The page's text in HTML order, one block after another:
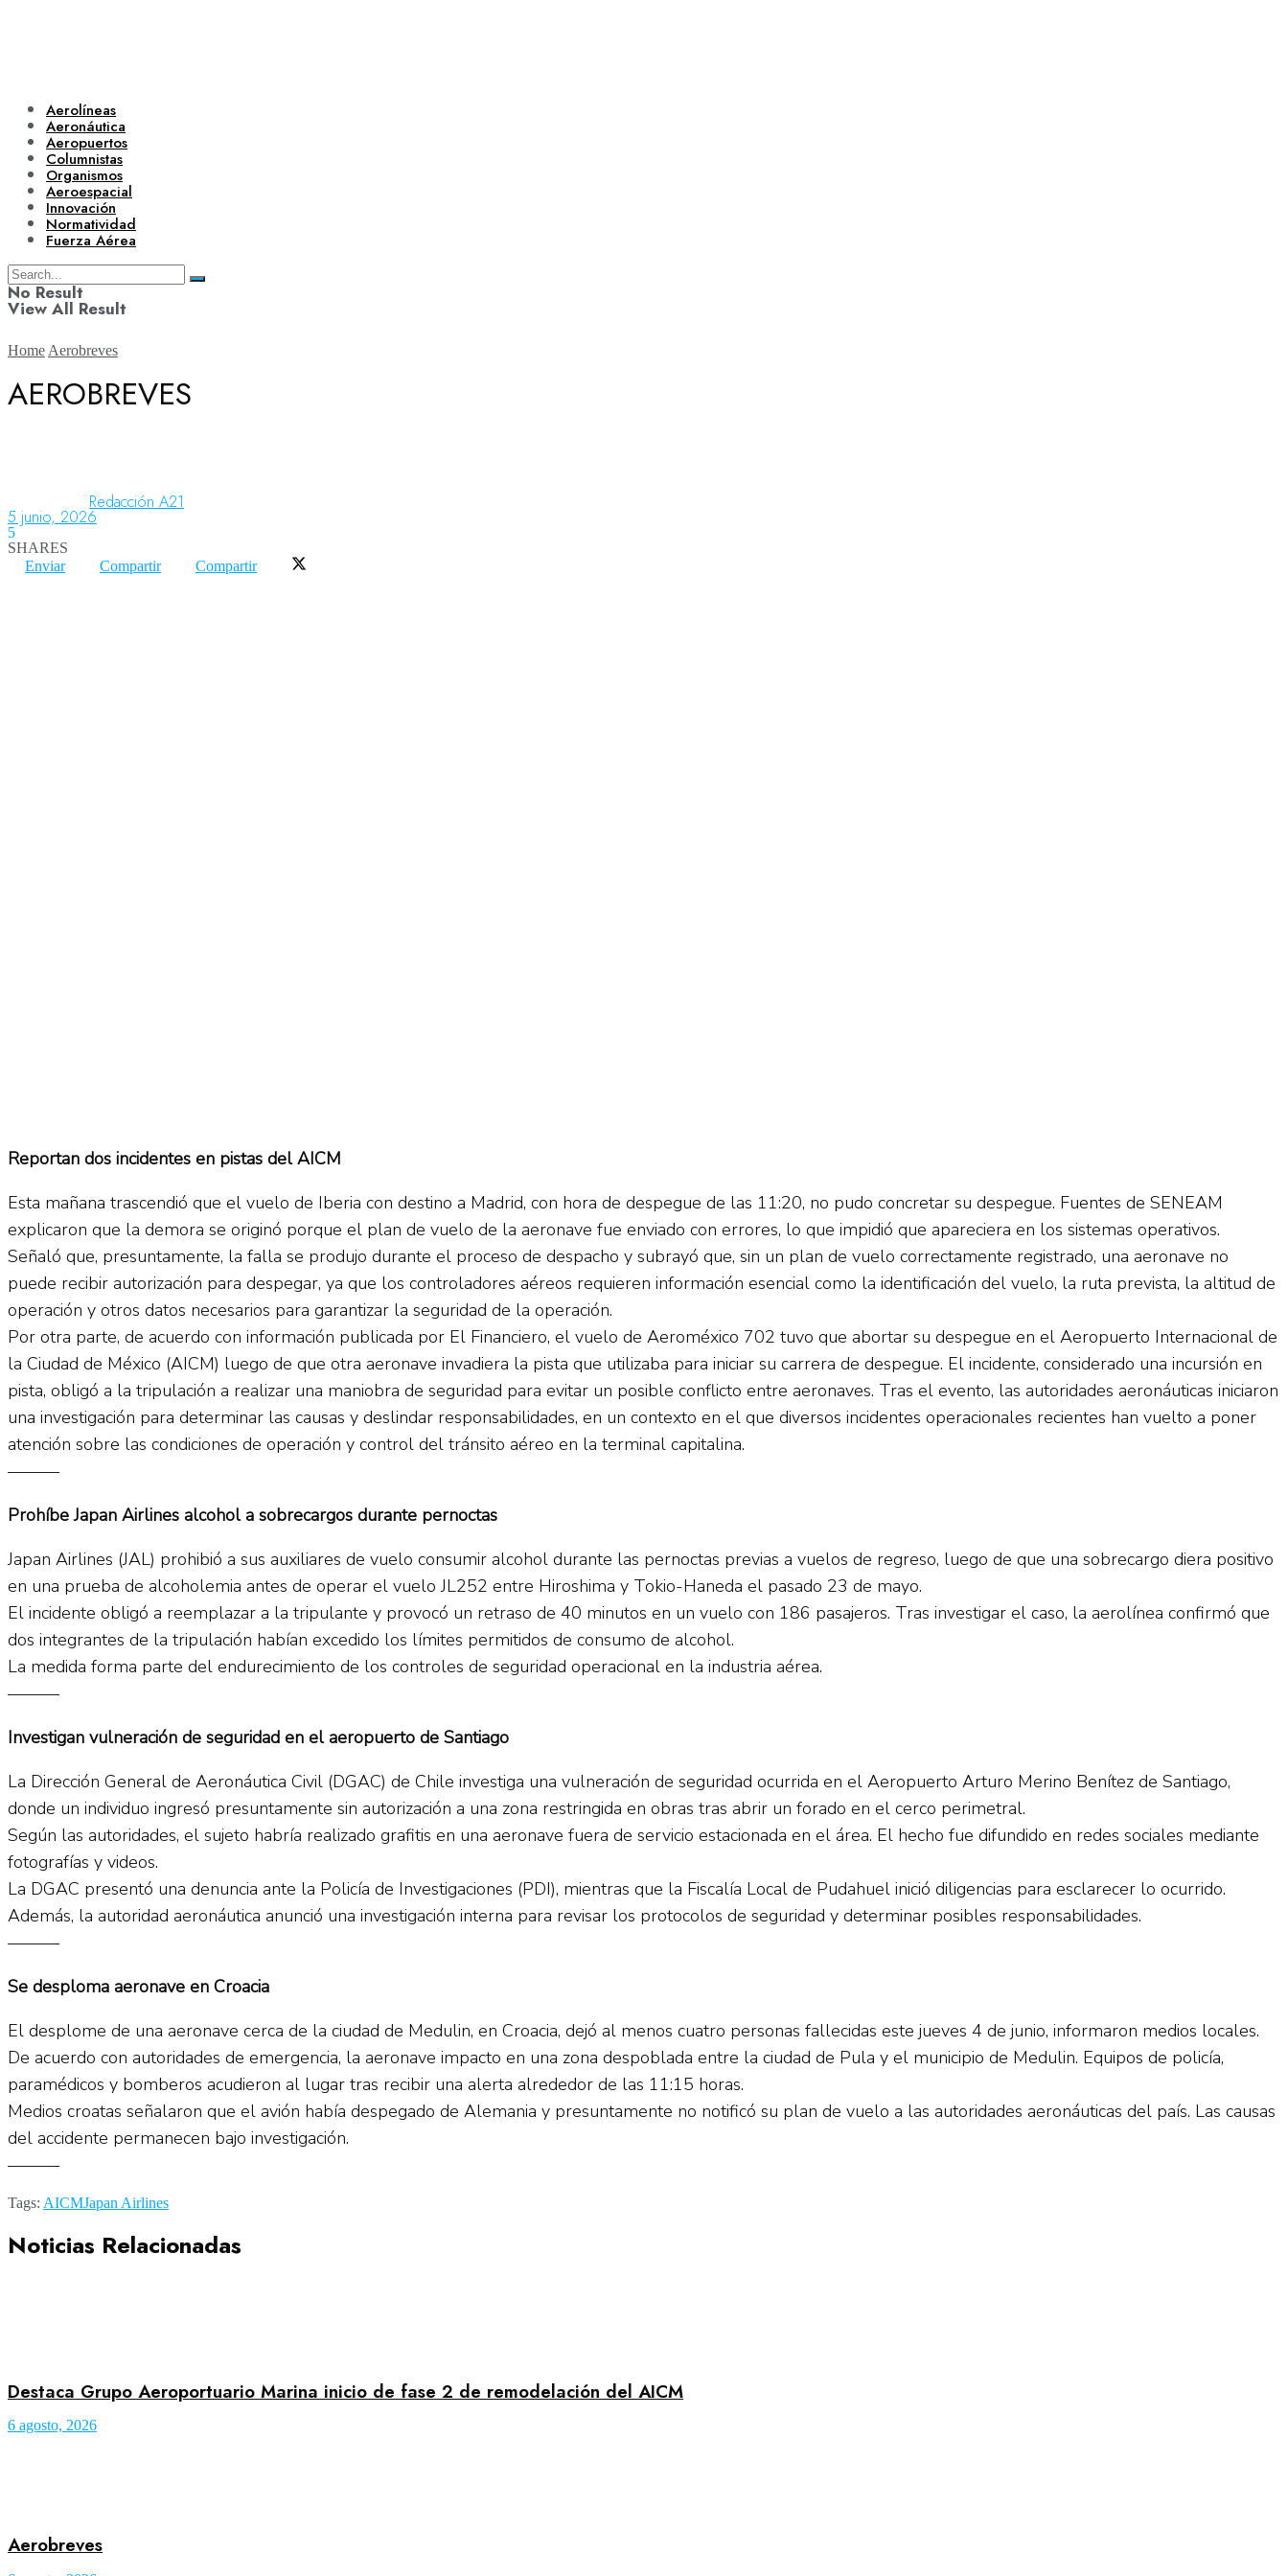
Aerolíneas
Aeronáutica
Aeropuertos
Columnistas
Organismos
Aeroespacial
Innovación
Normatividad
Fuerza Aérea
No Result
View All Result
Aeronáutica
Aeropuertos
View All Result
Home Aerobreves
AEROBREVES
Redacción A21
5 junio, 2026
5
SHARES
Enviar
Compartir Compartir
Reportan dos incidentes en pistas del AICM
Esta mañana trascendió que el vuelo de Iberia con destino a Madrid, con hora de despegue de las 11:20, no pudo concretar su despegue. Fuentes de SENEAM
explicaron que la demora se originó porque el plan de vuelo de la aeronave fue enviado con errores, lo que impidió que apareciera en los sistemas operativos.
Señaló que, presuntamente, la falla se produjo durante el proceso de despacho y subrayó que, sin un plan de vuelo correctamente registrado, una aeronave no
puede recibir autorización para despegar, ya que los controladores aéreos requieren información esencial como la identificación del vuelo, la ruta prevista, la altitud de
operación y otros datos necesarios para garantizar la seguridad de la operación.
Por otra parte, de acuerdo con información publicada por El Financiero, el vuelo de Aeroméxico 702 tuvo que abortar su despegue en el Aeropuerto Internacional de
la Ciudad de México (AICM) luego de que otra aeronave invadiera la pista que utilizaba para iniciar su carrera de despegue. El incidente, considerado una incursión en
pista, obligó a la tripulación a realizar una maniobra de seguridad para evitar un posible conflicto entre aeronaves. Tras el evento, las autoridades aeronáuticas iniciaron
una investigación para determinar las causas y deslindar responsabilidades, en un contexto en el que diversos incidentes operacionales recientes han vuelto a poner
atención sobre las condiciones de operación y control del tránsito aéreo en la terminal capitalina.
———
Prohíbe Japan Airlines alcohol a sobrecargos durante pernoctas
Japan Airlines (JAL) prohibió a sus auxiliares de vuelo consumir alcohol durante las pernoctas previas a vuelos de regreso, luego de que una sobrecargo diera positivo
en una prueba de alcoholemia antes de operar el vuelo JL252 entre Hiroshima y Tokio-Haneda el pasado 23 de mayo.
El incidente obligó a reemplazar a la tripulante y provocó un retraso de 40 minutos en un vuelo con 186 pasajeros. Tras investigar el caso, la aerolínea confirmó que
dos integrantes de la tripulación habían excedido los límites permitidos de consumo de alcohol.
La medida forma parte del endurecimiento de los controles de seguridad operacional en la industria aérea.
———
Investigan vulneración de seguridad en el aeropuerto de Santiago
La Dirección General de Aeronáutica Civil (DGAC) de Chile investiga una vulneración de seguridad ocurrida en el Aeropuerto Arturo Merino Benítez de Santiago,
donde un individuo ingresó presuntamente sin autorización a una zona restringida en obras tras abrir un forado en el cerco perimetral.
Según las autoridades, el sujeto habría realizado grafitis en una aeronave fuera de servicio estacionada en el área. El hecho fue difundido en redes sociales mediante
fotografías y videos.
La DGAC presentó una denuncia ante la Policía de Investigaciones (PDI), mientras que la Fiscalía Local de Pudahuel inició diligencias para esclarecer lo ocurrido.
Además, la autoridad aeronáutica anunció una investigación interna para revisar los protocolos de seguridad y determinar posibles responsabilidades.
———
Se desploma aeronave en Croacia
El desplome de una aeronave cerca de la ciudad de Medulin, en Croacia, dejó al menos cuatro personas fallecidas este jueves 4 de junio, informaron medios locales.
De acuerdo con autoridades de emergencia, la aeronave impacto en una zona despoblada entre la ciudad de Pula y el municipio de Medulin. Equipos de policía,
paramédicos y bomberos acudieron al lugar tras recibir una alerta alrededor de las 11:15 horas.
Medios croatas señalaron que el avión había despegado de Alemania y presuntamente no notificó su plan de vuelo a las autoridades aeronáuticas del país. Las causas
del accidente permanecen bajo investigación.
———
Tags: AICMJapan Airlines
Noticias Relacionadas
Destaca Grupo Aeroportuario Marina inicio de fase 2 de remodelación del AICM
6 agosto, 2026
Aerobreves